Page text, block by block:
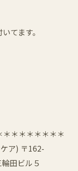
てます。
＊＊＊＊＊＊＊
ア) 〒162-
田ビル５